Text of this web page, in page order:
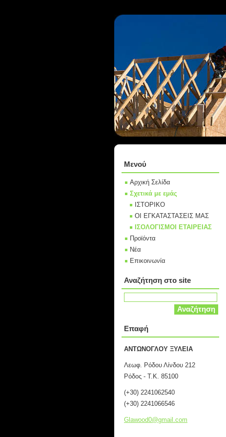
Μενού
Αρχική Σελίδα
Σχετικά με εμάς
ΙΣΤΟΡΙΚΟ
ΟΙ ΕΓΚΑΤΑΣΤΑΣΕΙΣ ΜΑΣ
ΙΣΟΛΟΓΙΣΜΟΙ ΕΤΑΙΡΕΙΑΣ
Προϊόντα
Νέα
Επικοινωνία
Αναζήτηση στο site
Επαφή
ΑΝΤΩΝΟΓΛΟΥ ΞΥΛΕΙΑ
Λεωφ. Ρόδου Λίνδου 212
Ρόδος - Τ.Κ. 85100
(+30) 2241062540
(+30) 2241066546
Glawood0@gmail.com